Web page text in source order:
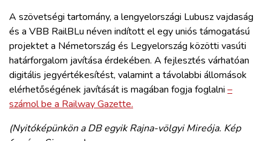
A szövetségi tartomány, a lengyelországi Lubusz vajdaság
és a VBB RailBLu néven indított el egy uniós támogatású
projektet a Németország és Legyelország közötti vasúti
határforgalom javítása érdekében. A fejlesztés várhatóan
digitális jegyértékesítést, valamint a távolabbi állomások
elérhetőségének javítását is magában fogja foglalni –
számol be a Railway Gazette.
(Nyitóképünkön a DB egyik Rajna-völgyi Mireója. Kép